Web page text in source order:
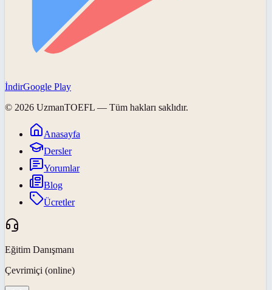
İndirGoogle Play
© 2026 UzmanTOEFL — Tüm hakları saklıdır.
Anasayfa
Dersler
Yorumlar
Blog
Ücretler
Eğitim Danışmanı
Çevrimiçi (online)